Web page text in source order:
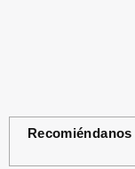
Recomiéndanos